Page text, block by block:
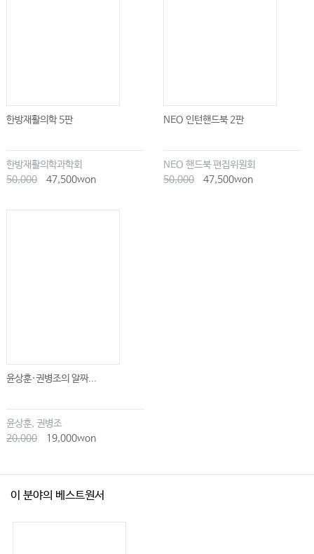
한방재활의학 5판
한방재활의학과학회
50,000
47,500won
NEO 인턴핸드북 2판
NEO 핸드북 편집위원회
50,000
47,500won
윤상훈·권병조의 알짜...
윤상훈, 권병조
20,000
19,000won
이 분야의 베스트원서